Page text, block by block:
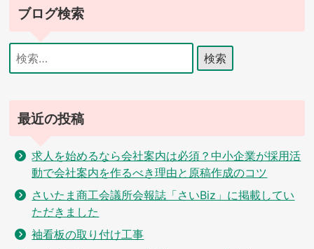
ブログ検索
検
索:
最近の投稿
求人を始めるなら会社案内は必須？中小企業が採用活
動で会社案内を作るべき理由と原稿作成のコツ
さいたま商工会議所会報誌「さいBiz」に掲載してい
ただきました
袖看板の取り付け工事